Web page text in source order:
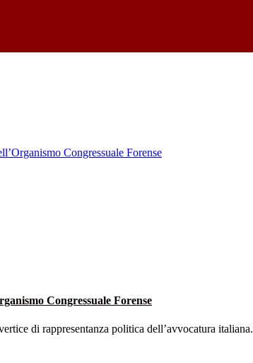
Congressuale Forense
di rappresentanza politica dell’avvocatura italiana.